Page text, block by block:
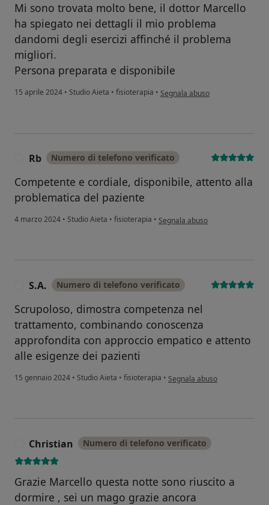
Mi sono trovata molto bene, il dottor Marcello
ha spiegato nei dettagli il mio problema
dandomi degli esercizi affinché il problema
migliori.
Persona preparata e disponibile
15 aprile 2024 • Studio Aieta • fisioterapia • secondo l'opinione dell'utente L
Segnala abuso
Rb Numero di telefono verificato
Competente e cordiale, disponibile, attento alla
problematica del paziente
4 marzo 2024 • Studio Aieta • fisioterapia • secondo l'opinione dell'utente Rb
Segnala abuso
S.A. Numero di telefono verificato
Scrupoloso, dimostra competenza nel
trattamento, combinando conoscenza
approfondita con approccio empatico e attento
alle esigenze dei pazienti
15 gennaio 2024 • Studio Aieta • fisioterapia • secondo l'opinione dell'utente
Segnala abuso
Christian Numero di telefono verificato
Grazie Marcello questa notte sono riuscito a
dormire , sei un mago grazie ancora